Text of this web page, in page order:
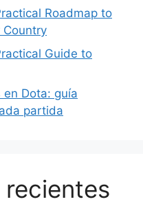
Roadmap to
Country
Guide to
Dota: guía
partida